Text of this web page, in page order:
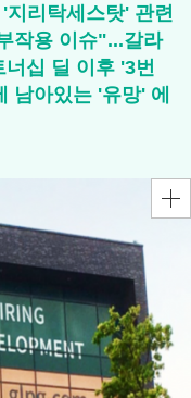
리탁세스탓' 관련
작용 이슈"...갈라
십 딜 이후 '3번
남아있는 '유망' 에